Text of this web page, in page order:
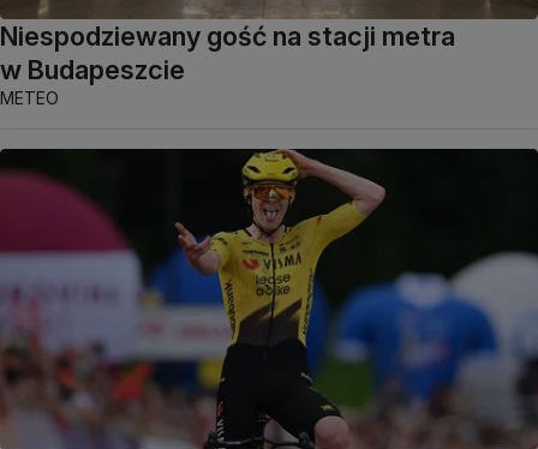
Niespodziewany gość na stacji metra
w Budapeszcie
METEO